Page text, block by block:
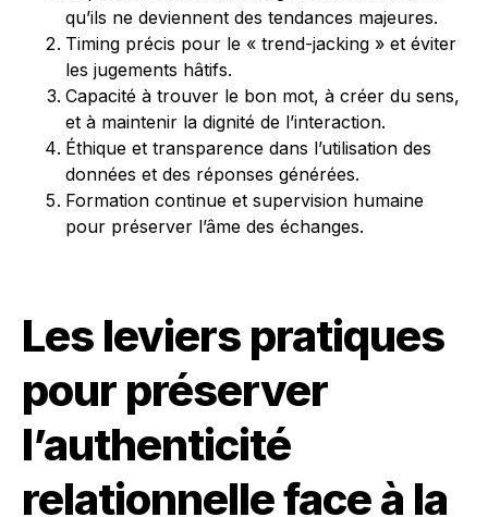
qu’ils ne deviennent des tendances majeures.
Timing précis pour le « trend-jacking » et éviter
les jugements hâtifs.
Capacité à trouver le bon mot, à créer du sens,
et à maintenir la dignité de l’interaction.
Éthique et transparence dans l’utilisation des
données et des réponses générées.
Formation continue et supervision humaine
pour préserver l’âme des échanges.
Les leviers pratiques
pour préserver
l’authenticité
relationnelle face à la